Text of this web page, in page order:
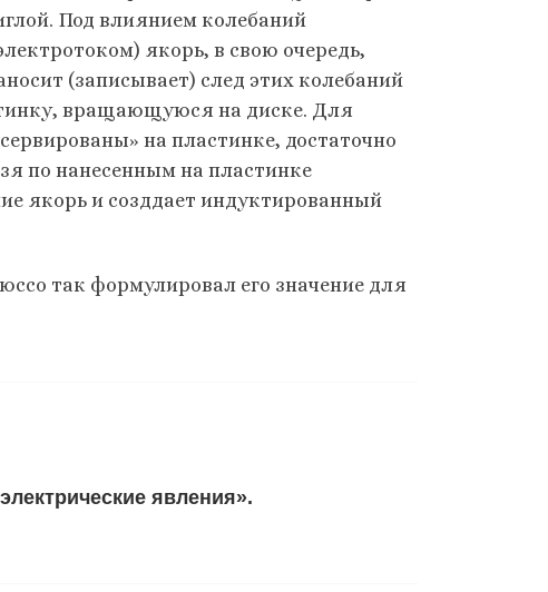
Под влиянием колебаний
якорь, в свою очередь,
(записывает) след этих колебаний
вращающуюся на диске. Для
на пластинке, достаточно
по нанесенным на пластинке
якорь и созддает индуктированный
так формулировал его значение для
явления».